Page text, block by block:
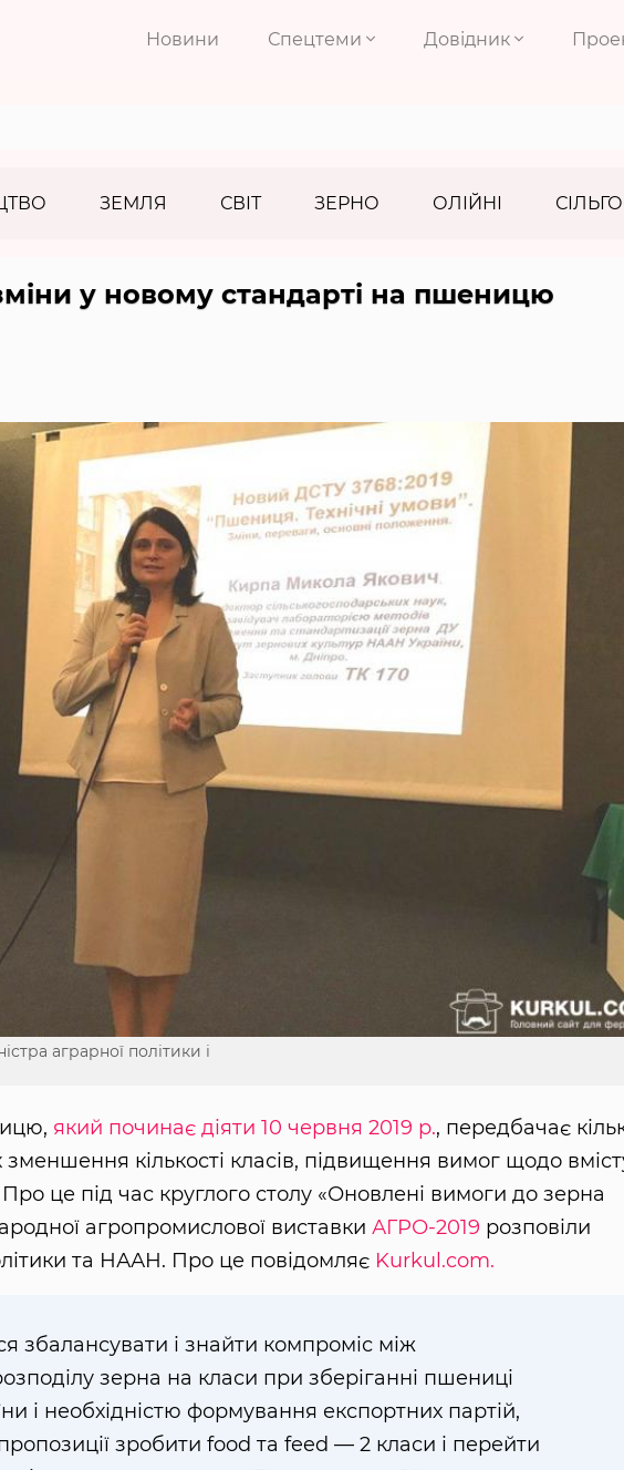
Новини Спецтеми Довідник
ЗЕМЛЯ СВІТ ЗЕРНО ОЛІЙНІ
у новому стандарті на пшеницю
аграрної політики і
який починає діяти 10 червня 2019 р., передбачає
кількості класів, підвищення вимог щодо
це під час круглого столу «Оновлені вимоги до зерна
агропромислової виставки АГРО-2019 розповіли
та НААН. Про це повідомляє Kurkul.com.
збалансувати і знайти компроміс між
зерна на класи при зберіганні пшениці
і необхідністю формування експортних партій,
зробити food та feed — 2 класи і перейти